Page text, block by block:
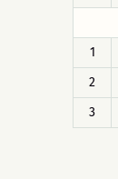
1
2
3